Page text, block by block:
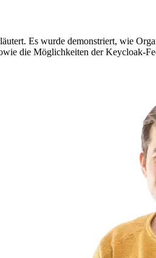
Es wurde demonstriert, wie
die Möglichkeiten der Keycloak-